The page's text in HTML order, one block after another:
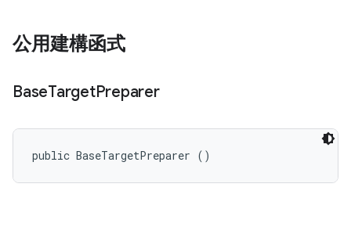
公用建構函式
BaseTargetPreparer
public BaseTargetPreparer ()